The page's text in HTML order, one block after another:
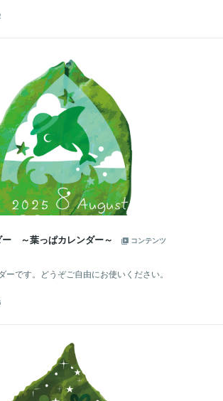
ー ～葉っぱカレンダー～
コンテンツ
です。どうぞご自由にお使いください。